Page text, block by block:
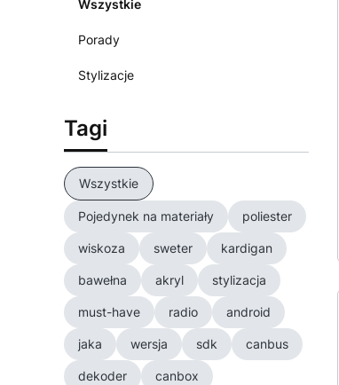
Wszystkie
Porady
Stylizacje
Tagi
Wszystkie
Pojedynek na materiały poliester
wiskoza sweter kardigan
bawełna akryl stylizacja
must-have radio android
jaka wersja sdk canbus
dekoder canbox